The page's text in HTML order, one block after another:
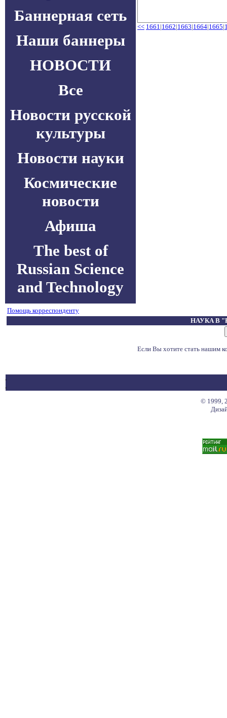
Баннерная сеть
Наши баннеры
НОВОСТИ
Все
Новости русской
культуры
Новости науки
Космические
новости
Афиша
The best of
Russian Science
and Technology
<< 1661|1662|1663|1664|1665|
Помощь корреспонденту
НАУКА В
Если Вы хотите стать нашим
© 1999,